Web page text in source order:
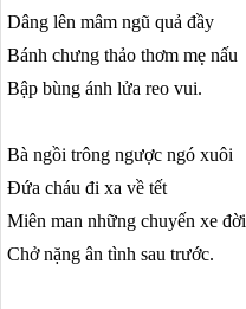
Dâng lên mâm ngũ quả đầy
Bánh chưng thảo thơm mẹ nấu
Bập bùng ánh lửa reo vui.
Bà ngồi trông ngược ngó xuôi
Đứa cháu đi xa về tết
Miên man những chuyến xe đời
Chở nặng ân tình sau trước.